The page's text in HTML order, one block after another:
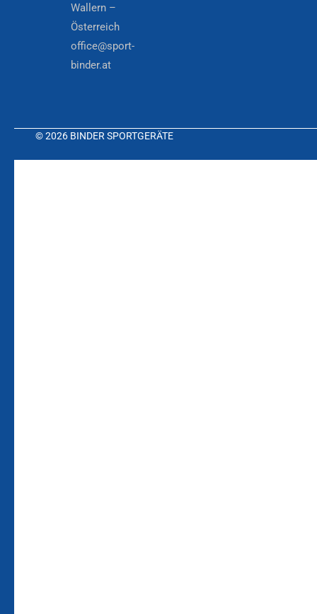
Wallern –
Österreich
office@sport-
binder.at
© 2026 BINDER SPORTGERÄTE